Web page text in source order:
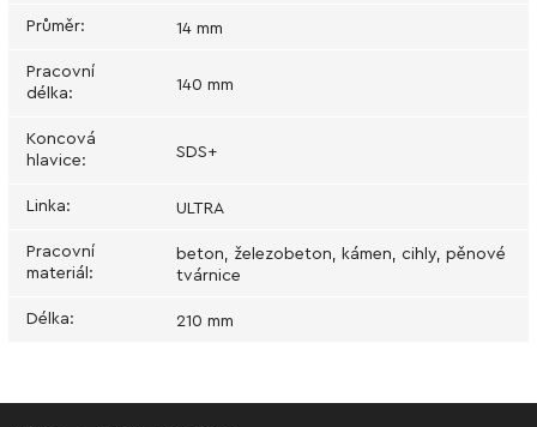
Průměr: 14 mm
Pracovní
délka: 140 mm
Koncová
hlavice: SDS+
Linka: ULTRA
Pracovní
materiál :
beton, železobeton, kámen, cihly, pěnové
tvárnice
Délka: 210 mm